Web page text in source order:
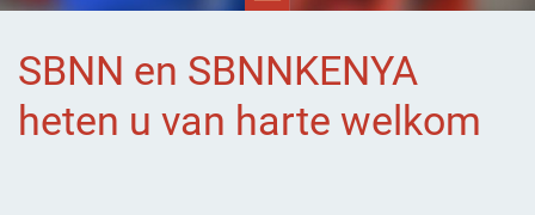
SBNN en SBNNKENYA
heten u van harte welkom